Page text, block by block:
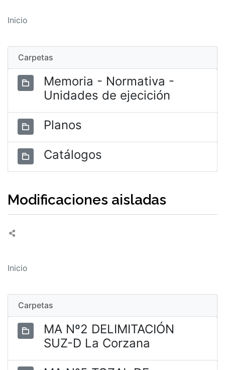
Inicio
Carpetas
Memoria - Normativa -
Unidades de ejecición
Planos
Catálogos
Modificaciones aisladas
Inicio
Carpetas
MA Nº2 DELIMITACIÓN
SUZ-D La Corzana